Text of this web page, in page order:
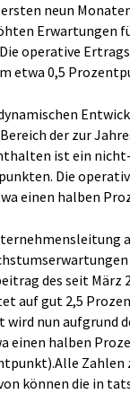
neun
Erwartungen
operative
etwa 0,5
der zur
ist ein
Die
einen halben
des seit März
auf gut 2,5
nun aufgrund
einen halben
Zahlen
können die in